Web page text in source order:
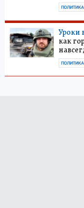
ПОЛИТИКА
Уроки
как
ПОЛИТИКА